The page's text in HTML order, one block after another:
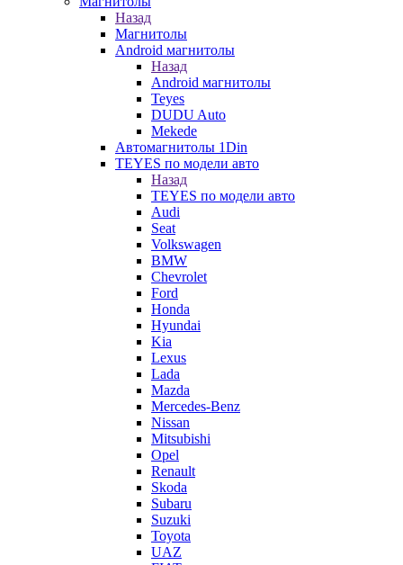
Назад
Магнитолы
Android магнитолы
Назад
Android магнитолы
Teyes
DUDU Auto
Mekede
Автомагнитолы 1Din
TEYES по модели авто
Назад
TEYES по модели авто
Audi
Seat
Volkswagen
BMW
Chevrolet
Ford
Honda
Hyundai
Kia
Lexus
Lada
Mazda
Mercedes-Benz
Nissan
Mitsubishi
Opel
Renault
Skoda
Subaru
Suzuki
Toyota
UAZ